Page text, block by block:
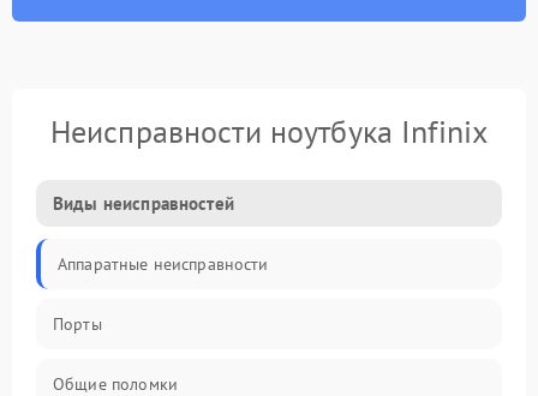
Неисправности ноутбука Infinix
Виды неисправностей
Аппаратные неисправности
Порты
Общие поломки